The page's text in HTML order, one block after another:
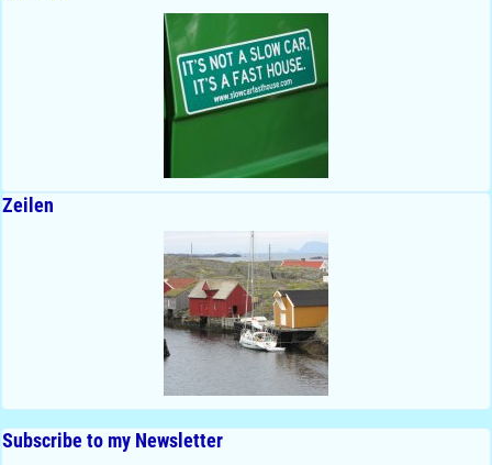
Zeilen
Subscribe to my Newsletter